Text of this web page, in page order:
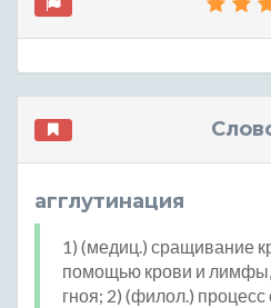
агглутинация
1) (медиц.) сращивание
помощью крови и лимфы,
гноя; 2) (филол.)